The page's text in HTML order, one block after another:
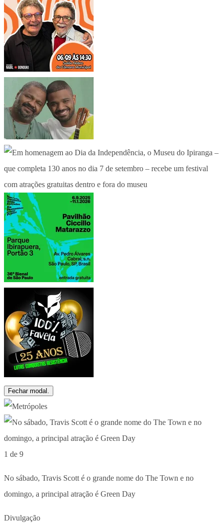
Fechar modal.
1 de 9
No sábado, Travis Scott é o grande nome do The Town e no
domingo, a principal atração é Green Day
Divulgação